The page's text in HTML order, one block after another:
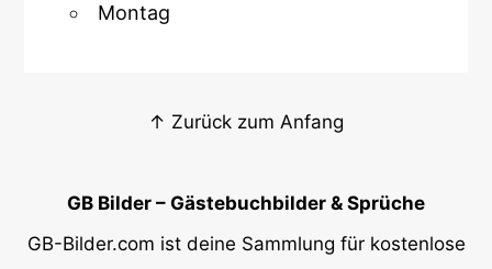
Montag
↑ Zurück zum Anfang
GB Bilder – Gästebuchbilder & Sprüche
GB-Bilder.com ist deine Sammlung für kostenlose